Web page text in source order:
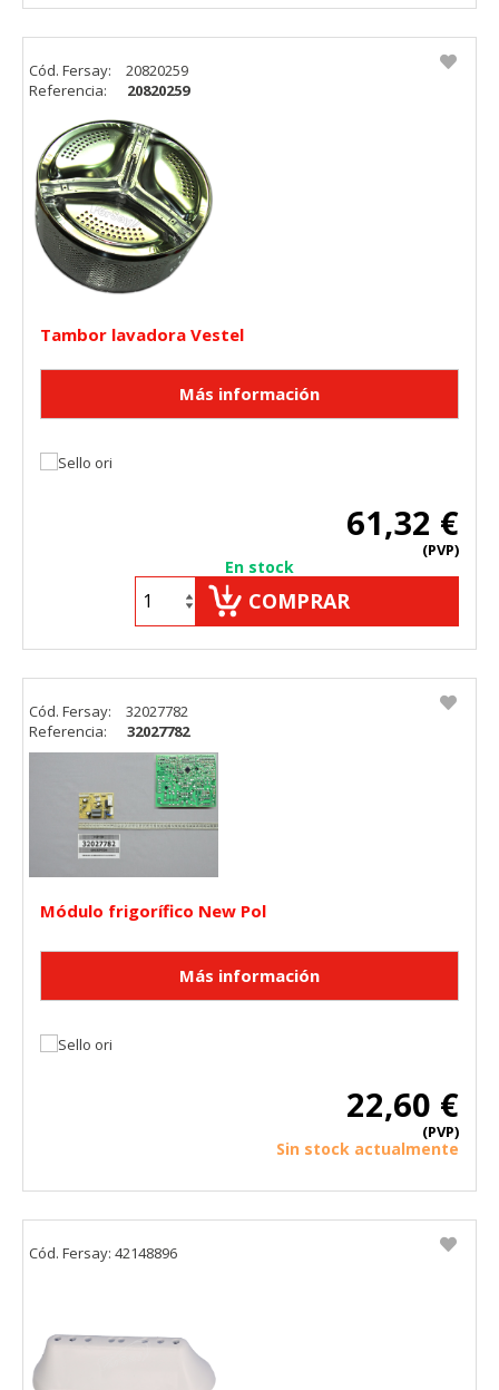
Tambor lavadora Vestel
61,32 €
(PVP)
En stock
COMPRAR
Cód. Fersay:
20820259
Referencia:
20820259
Módulo frigorífico New Pol
22,60 €
(PVP)
Sin stock actualmente
Cód. Fersay:
32027782
Referencia:
32027782
Cód. Fersay: 42148896